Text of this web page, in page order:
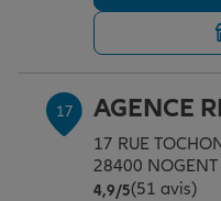
17 AGENCE
17 RUE
28400 NOGENT
4,9/5Note de 4.9 sur 5
(51 avis)